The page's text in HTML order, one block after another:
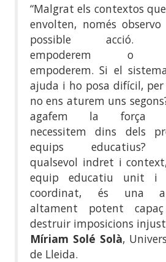
“Malgrat els contextos
envolten, només observo
possible acció.
empoderem o
empoderem. Si el
ajuda i ho posa difícil,
no ens aturem uns
agafem la força
necessitem dins dels
equips educatius?
qualsevol indret i
equip educatiu unit i
coordinat, és una
altament potent
destruir imposicions
Míriam Solé Solà,
de Lleida.